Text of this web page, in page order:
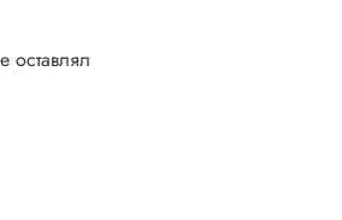
Благодаря большой площади
создается эффект открытого
огороженного помещения будет
оставлял